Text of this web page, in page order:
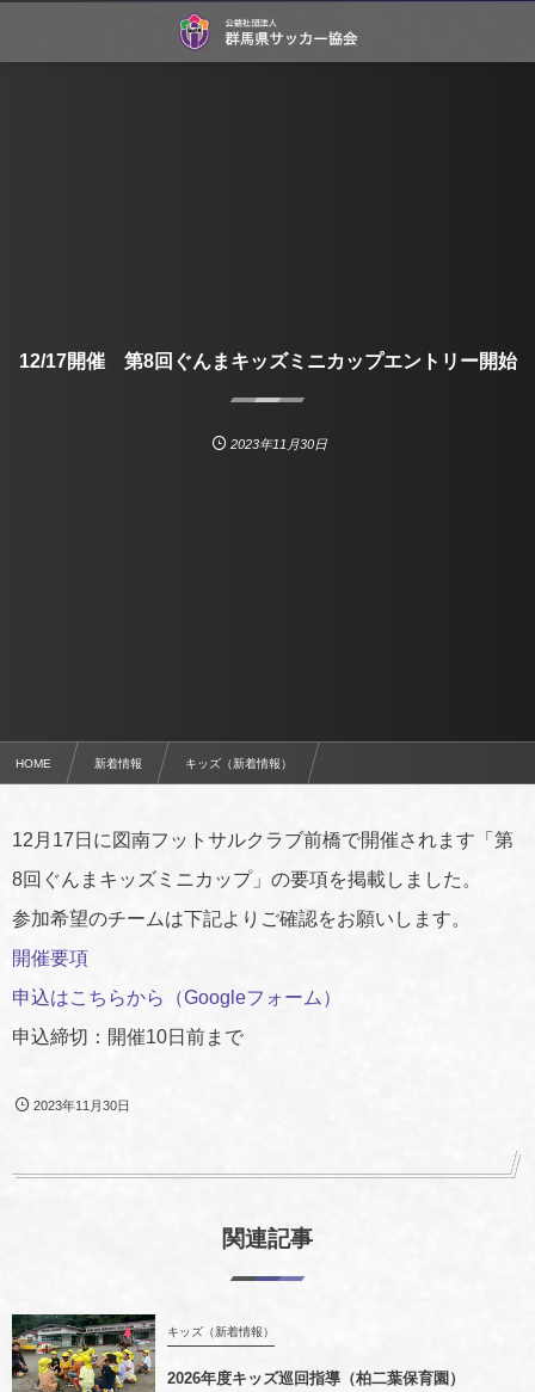
12/17開催 第8回ぐんまキッズミニカップエントリー開始
2023年11月30日
HOME 新着情報 キッズ（新着情報）
12月17日に図南フットサルクラブ前橋で開催されます「第
8回ぐんまキッズミニカップ」の要項を掲載しました。
参加希望のチームは下記よりご確認をお願いします。
開催要項
申込はこちらから（Googleフォーム）
申込締切：開催10日前まで
2023年11月30日
関連記事
キッズ（新着情報）
2026年度キッズ巡回指導（柏二葉保育園）